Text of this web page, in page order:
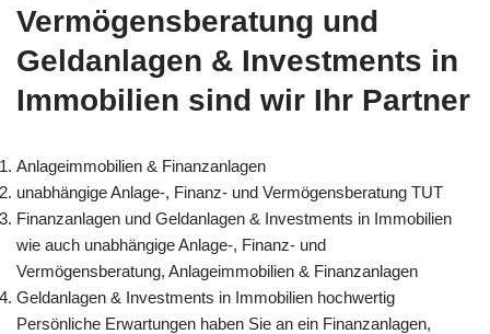
Vermögensberatung und
Geldanlagen & Investments in
Immobilien sind wir Ihr Partner
Anlageimmobilien & Finanzanlagen
unabhängige Anlage-, Finanz- und Vermögensberatung TUT
Finanzanlagen und Geldanlagen & Investments in Immobilien
wie auch unabhängige Anlage-, Finanz- und
Vermögensberatung, Anlageimmobilien & Finanzanlagen
Geldanlagen & Investments in Immobilien hochwertig
Persönliche Erwartungen haben Sie an ein Finanzanlagen,